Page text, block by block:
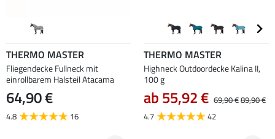
THERMO MASTER
Fliegendecke Fullneck mit
einrollbarem Halsteil Atacama
64,90 €
4.8 16
THERMO MASTER
Highneck Outdoordecke Kalina II,
100 g
ab 55,92 € 69,90 €89,90 €
4.7
42